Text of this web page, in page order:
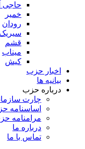
حاجی
خمیر
رودان
سیریک
قشم
میناب
کیش
اخبار حزب
بیانیه ها
درباره حزب
چارت
اساسنامه
مرامنامه
درباره ما
تماس با ما